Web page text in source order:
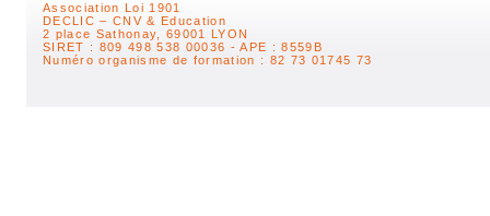
Association Loi 1901
DECLIC – CNV & Education
2 place Sathonay, 69001 LYON
SIRET : 809 498 538 00036 - APE : 8559B
Numéro organisme de formation : 82 73 01745 73